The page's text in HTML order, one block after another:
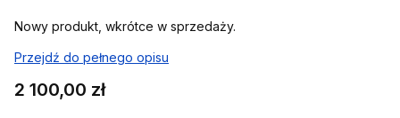
Nowy produkt, wkrótce w sprzedaży.
Przejdź do pełnego opisu
Cena
2 100,00 zł